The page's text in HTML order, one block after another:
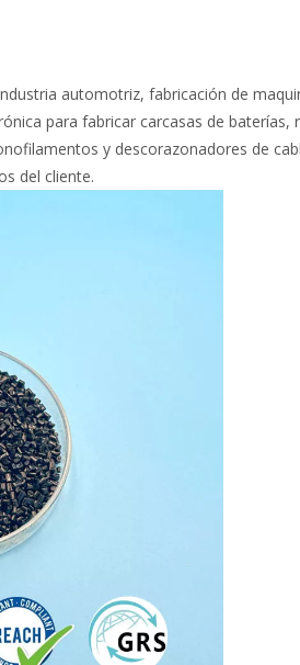
automotriz, fabricación de
para fabricar carcasas de
y descorazonadores de
del cliente.